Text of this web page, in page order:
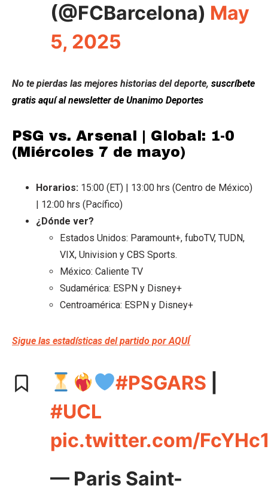
(@FCBarcelona) May
5, 2025
No te pierdas las mejores historias del deporte, suscríbete
gratis aquí al newsletter de Unanimo Deportes
PSG vs. Arsenal | Global: 1-0
(Miércoles 7 de mayo)
Horarios: 15:00 (ET) | 13:00 hrs (Centro de México)
| 12:00 hrs (Pacífico)
¿Dónde ver?
Estados Unidos: Paramount+, fuboTV, TUDN,
VIX, Univision y CBS Sports.
México: Caliente TV
Sudamérica: ESPN y Disney+
Centroamérica: ESPN y Disney+
Sigue las estadísticas del partido por AQUÍ
#PSGARS
#UCL
pic.twitter.com/
— Paris Saint-